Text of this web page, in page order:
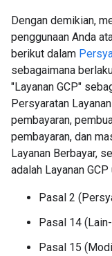
Dengan demikian,
penggunaan Anda
berikut dalam
sebagaimana
"Layanan GCP"
Persyaratan
pembayaran,
pembayaran, dan
Layanan Berbayar,
adalah Layanan
Pasal 2
Pasal 14
Pasal 15